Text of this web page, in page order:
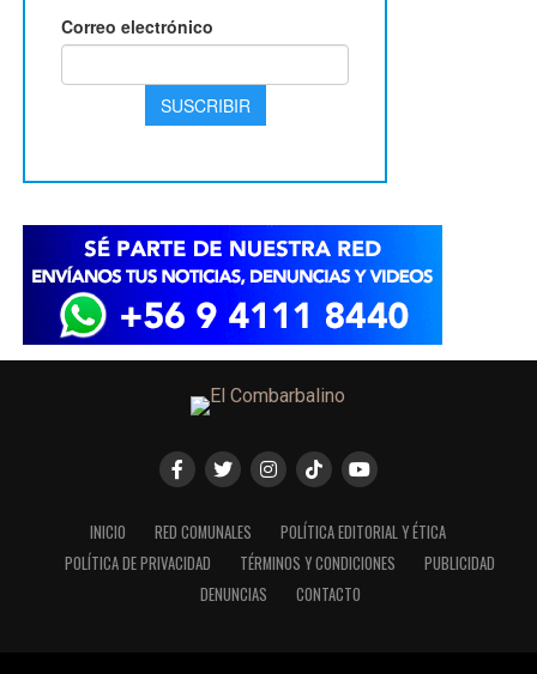
INICIO RED COMUNALES
POLÍTICA EDITORIAL Y ÉTICA
POLÍTICA DE PRIVACIDAD
TÉRMINOS Y CONDICIONES
PUBLICIDAD
DENUNCIAS
CONTACTO